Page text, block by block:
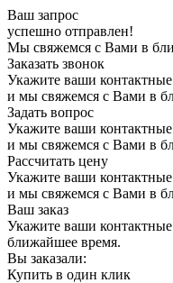
Ваш запрос
успешно отправлен!
Мы свяжемся с Вами в
Заказать звонок
Укажите ваши
и мы свяжемся с Вами в
Задать вопрос
Укажите ваши
и мы свяжемся с Вами в
Рассчитать цену
Укажите ваши
и мы свяжемся с Вами в
Ваш заказ
Укажите ваши
ближайшее время.
Вы заказали:
Купить в один клик